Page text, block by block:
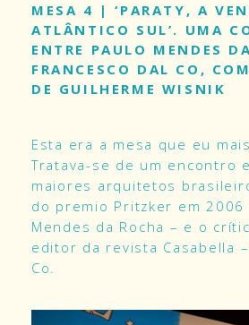
MESA 4 | ‘PARATY, A
ATLÂNTICO SUL’. UMA
ENTRE PAULO MENDES
FRANCESCO DAL CO,
DE GUILHERME WISNIK
Esta era a mesa que eu
Tratava-se de um encontro
maiores arquitetos
do premio Pritzker em 2006
Mendes da Rocha – e o
editor da revista Casabella
Co.